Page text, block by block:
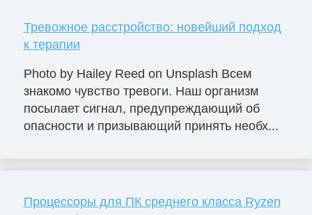
Тревожное расстройство: новейший подход
к терапии
Photo by Hailey Reed on Unsplash Всем
знакомо чувство тревоги. Наш организм
посылает сигнал, предупреждающий об
опасности и призывающий принять необх...
Процессоры для ПК среднего класса Ryzen